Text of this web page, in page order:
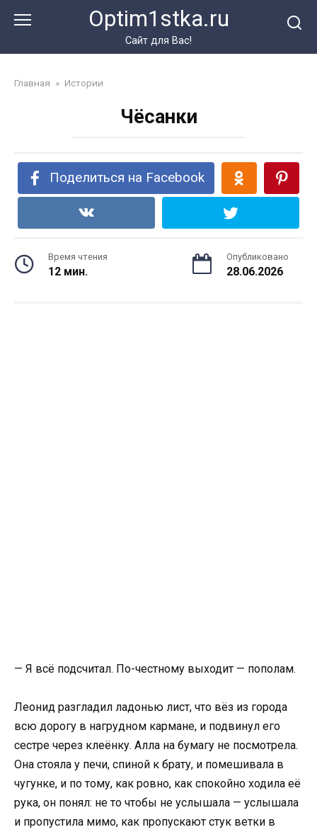
Optim1stka.ru
Сайт для Вас!
Главная » Истории
Чёсанки
Поделиться на Facebook
Время чтения
12 мин.
Опубликовано
28.06.2026
— Я всё подсчитал. По-честному выходит — пополам.
Леонид разгладил ладонью лист, что вёз из города
всю дорогу в нагрудном кармане, и подвинул его
сестре через клеёнку. Алла на бумагу не посмотрела.
Она стояла у печи, спиной к брату, и помешивала в
чугунке, и по тому, как ровно, как спокойно ходила её
рука, он понял: не то чтобы не услышала — услышала
и пропустила мимо, как пропускают стук ветки в